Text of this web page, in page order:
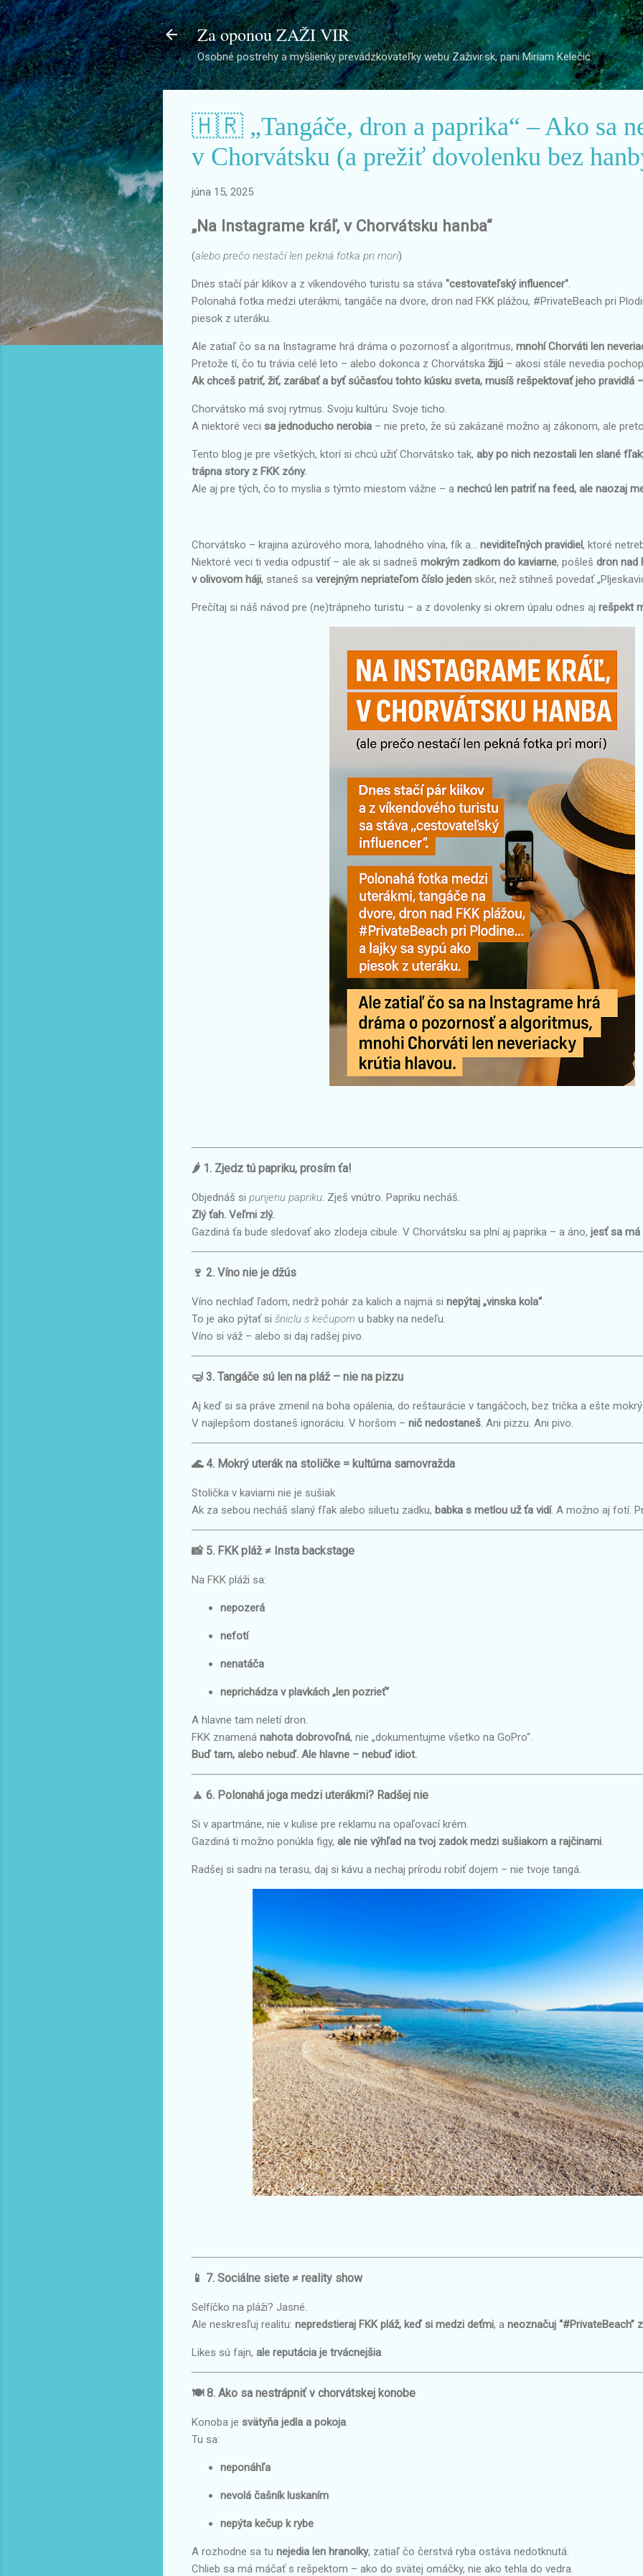
Preskočiť na hlavný obsah
Za oponou ZAŽI VIR
Osobné postrehy a myšlienky prevádzkovateľky webu Zaživir.sk, pani Miriam Kelečić
🇭🇷 „Tangáče, dron a paprika“ – Ako sa
v Chorvátsku (a prežiť dovolenku bez
júna 15, 2025
„Na Instagrame kráľ, v Chorvátsku hanba“
(alebo prečo nestačí len pekná fotka pri mori)
Dnes stačí pár klikov a z víkendového turistu sa stáva "cestovateľský influencer".
Polonahá fotka medzi uterákmi, tangáče na dvore, dron nad FKK plážou, #PrivateBeach pri
piesok z uteráku.
Ale zatiaľ čo sa na Instagrame hrá dráma o pozornosť a algoritmus, mnohí Chorváti len
Pretože tí, čo tu trávia celé leto – alebo dokonca z Chorvátska žijú – akosi stále nevedia
Ak chceš patriť, žiť, zarábať a byť súčasťou tohto kúsku sveta, musíš rešpektovať jeho pravidlá
Chorvátsko má svoj rytmus. Svoju kultúru. Svoje ticho.
A niektoré veci sa jednoducho nerobia – nie preto, že sú zakázané možno aj zákonom, ale
Tento blog je pre všetkých, ktorí si chcú užiť Chorvátsko tak, aby po nich nezostali len slané
trápna story z FKK zóny.
Ale aj pre tých, čo to myslia s týmto miestom vážne – a nechcú len patriť na feed, ale naozaj
Chorvátsko – krajina azúrového mora, lahodného vína, fík a... neviditeľných pravidiel, ktoré
Niektoré veci ti vedia odpustiť – ale ak si sadneš mokrým zadkom do kaviarne, pošleš dron nad
v olivovom háji, staneš sa verejným nepriateľom číslo jeden skôr, než stihneš povedať
Prečítaj si náš návod pre (ne)trápneho turistu – a z dovolenky si okrem úpalu odnes aj rešpekt
🌶️ 1. Zjedz tú papriku, prosím ťa!
Objednáš si punjenu papriku. Zješ vnútro. Papriku necháš.
Zlý ťah. Veľmi zlý.
Gazdiná ťa bude sledovať ako zlodeja cibule. V Chorvátsku sa plní aj paprika – a áno, jesť sa má
🍷 2. Víno nie je džús
Víno nechlaď ľadom, nedrž pohár za kalich a najmä si nepýtaj „vinska kola“.
To je ako pýtať si šniclu s kečupom u babky na nedeľu.
Víno si váž – alebo si daj radšej pivo.
🤿 3. Tangáče sú len na pláž – nie na pizzu
Aj keď si sa práve zmenil na boha opálenia, do reštaurácie v tangáčoch, bez trička a ešte
V najlepšom dostaneš ignoráciu. V horšom – nič nedostaneš. Ani pizzu. Ani pivo.
🌊 4. Mokrý uterák na stoličke = kultúrna samovražda
Stolička v kaviarni nie je sušiak.
Ak za sebou necháš slaný fľak alebo siluetu zadku, babka s metlou už ťa vidí. A možno aj fotí.
📸 5. FKK pláž ≠ Insta backstage
Na FKK pláži sa:
nepozerá
nefotí
nenatáča
neprichádza v plavkách „len pozrieť“
A hlavne tam neletí dron.
FKK znamená nahota dobrovoľná, nie „dokumentujme všetko na GoPro“.
Buď tam, alebo nebuď. Ale hlavne – nebuď idiot.
🧘 6. Polonahá joga medzi uterákmi? Radšej nie
Si v apartmáne, nie v kulise pre reklamu na opaľovací krém.
Gazdiná ti možno ponúkla figy, ale nie výhľad na tvoj zadok medzi sušiakom a rajčinami.
Radšej si sadni na terasu, daj si kávu a nechaj prírodu robiť dojem – nie tvoje tangá.
📱 7. Sociálne siete ≠ reality show
Selfíčko na pláži? Jasné.
Ale neskresľuj realitu: nepredstieraj FKK pláž, keď si medzi deťmi, a neoznačuj “#PrivateBeach”
Likes sú fajn, ale reputácia je trvácnejšia.
🍽️ 8. Ako sa nestrápniť v chorvátskej konobe
Konoba je svätyňa jedla a pokoja.
Tu sa:
neponáhľa
nevolá čašník luskaním
nepýta kečup k rybe
A rozhodne sa tu nejedia len hranolky, zatiaľ čo čerstvá ryba ostáva nedotknutá.
Chlieb sa má máčať s rešpektom – ako do svätej omáčky, nie ako tehla do vedra.